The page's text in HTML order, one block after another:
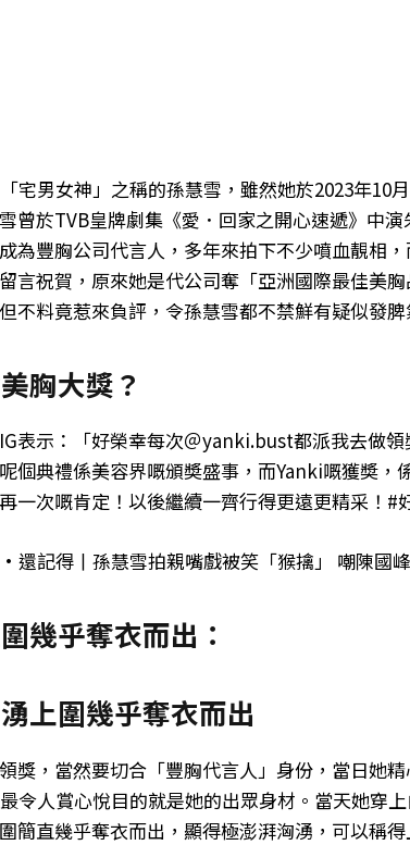
宅男女神」之稱的孫慧雪，雖然她於2023年10
曾於TVB皇牌劇集《愛．回家之開心速遞》中
為豐胸公司代言人，多年來拍下不少噴血靚相
言祝賀，原來她是代公司奪「亞洲國際最佳美
不料竟惹來負評，令孫慧雪都不禁鮮有疑似發脾
胸大獎？
表示：「好榮幸每次＠yanki.bust都派我去做
個典禮係美容界嘅頒奬盛事，而Yanki嘅獲奬
一次嘅肯定！以後繼續一齊行得更遠更精采！#
還記得丨孫慧雪拍親嘴戲被笑「猴擒」 嘲陳國
幾乎奪衣而出：
上圍幾乎奪衣而出
獎，當然要切合「豐胸代言人」身份，當日她
令人賞心悅目的就是她的出眾身材。當天她穿
簡直幾乎奪衣而出，顯得極澎湃洶湧，可以稱